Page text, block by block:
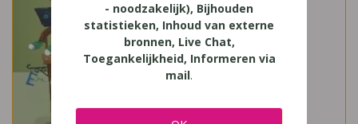
- noodzakelijk), Bijhouden
statistieken, Inhoud van externe
bronnen, Live Chat,
Toegankelijkheid, Informeren via
mail.